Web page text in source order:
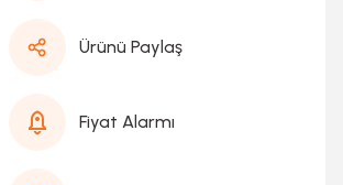
Ürünü Paylaş
Fiyat Alarmı